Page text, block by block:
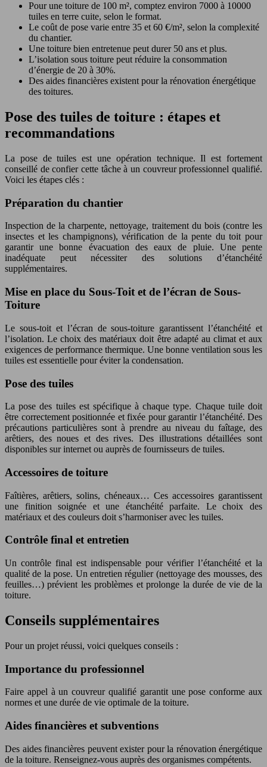
Pour une toiture de 100 m², comptez environ 7000 à 10000
tuiles en terre cuite, selon le format.
Le coût de pose varie entre 35 et 60 €/m², selon la complexité
du chantier.
Une toiture bien entretenue peut durer 50 ans et plus.
L’isolation sous toiture peut réduire la consommation
d’énergie de 20 à 30%.
Des aides financières existent pour la rénovation énergétique
des toitures.
Pose des tuiles de toiture : étapes et
recommandations
La pose de tuiles est une opération technique. Il est fortement
conseillé de confier cette tâche à un couvreur professionnel qualifié.
Voici les étapes clés :
Préparation du chantier
Inspection de la charpente, nettoyage, traitement du bois (contre les
insectes et les champignons), vérification de la pente du toit pour
garantir une bonne évacuation des eaux de pluie. Une pente
inadéquate peut nécessiter des solutions d’étanchéité
supplémentaires.
Mise en place du Sous-Toit et de l’écran de Sous-
Toiture
Le sous-toit et l’écran de sous-toiture garantissent l’étanchéité et
l’isolation. Le choix des matériaux doit être adapté au climat et aux
exigences de performance thermique. Une bonne ventilation sous les
tuiles est essentielle pour éviter la condensation.
Pose des tuiles
La pose des tuiles est spécifique à chaque type. Chaque tuile doit
être correctement positionnée et fixée pour garantir l’étanchéité. Des
précautions particulières sont à prendre au niveau du faîtage, des
arêtiers, des noues et des rives. Des illustrations détaillées sont
disponibles sur internet ou auprès de fournisseurs de tuiles.
Accessoires de toiture
Faîtières, arêtiers, solins, chéneaux… Ces accessoires garantissent
une finition soignée et une étanchéité parfaite. Le choix des
matériaux et des couleurs doit s’harmoniser avec les tuiles.
Contrôle final et entretien
Un contrôle final est indispensable pour vérifier l’étanchéité et la
qualité de la pose. Un entretien régulier (nettoyage des mousses, des
feuilles…) prévient les problèmes et prolonge la durée de vie de la
toiture.
Conseils supplémentaires
Pour un projet réussi, voici quelques conseils :
Importance du professionnel
Faire appel à un couvreur qualifié garantit une pose conforme aux
normes et une durée de vie optimale de la toiture.
Aides financières et subventions
Des aides financières peuvent exister pour la rénovation énergétique
de la toiture. Renseignez-vous auprès des organismes compétents.